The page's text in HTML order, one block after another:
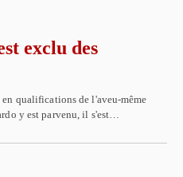
exclu des
qualifications de l'aveu-même
y est parvenu, il s'est…